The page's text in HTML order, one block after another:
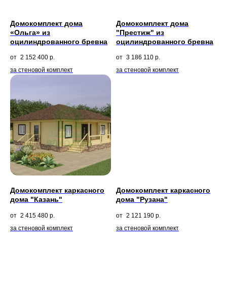
Домокомплект дома
«Ольга» из
оцилиндрованного бревна
2 152 400 р.
за стеновой комплект
Домокомплект дома
"Престиж" из
оцилиндрованного бревна
3 186 110 р.
за стеновой комплект
Домокомплект каркасного
дома "Казань"
2 415 480 р.
за стеновой комплект
Домокомплект каркасного
дома "Рузана"
2 121 190 р.
за стеновой комплект